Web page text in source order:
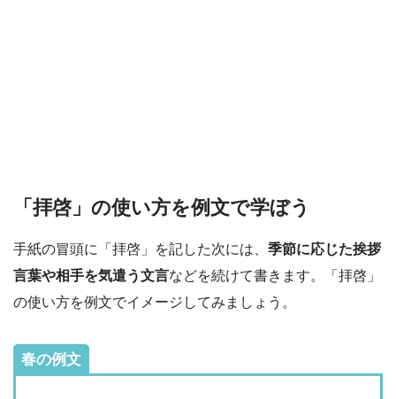
「拝啓」の使い方を例文で学ぼう
手紙の冒頭に「拝啓」を記した次には、 季節に応じた挨拶
言葉や相手を気遣う文言などを続けて書きます。「拝啓」
の使い方を例文でイメージしてみましょう。
春の例文